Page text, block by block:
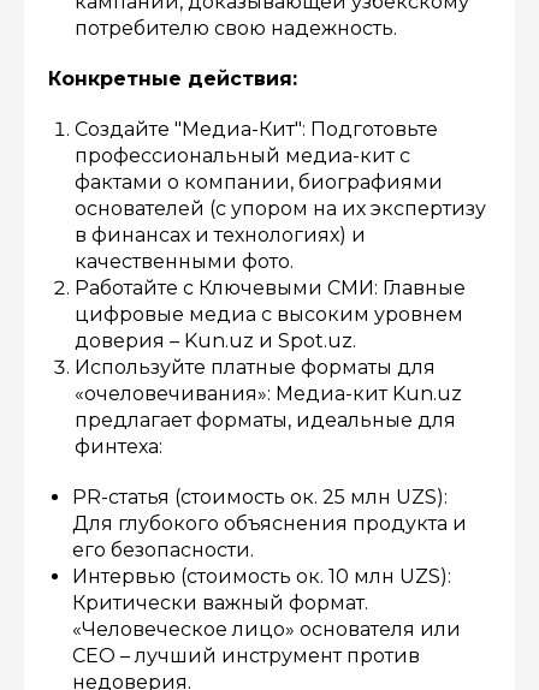
потребителю свою надежность.
Конкретные действия:
Создайте "Медиа-Кит": Подготовьте
профессиональный медиа-кит с
фактами о компании, биографиями
основателей (с упором на их экспертизу
в финансах и технологиях) и
качественными фото.
Работайте с Ключевыми СМИ: Главные
цифровые медиа с высоким уровнем
доверия – Kun.uz и Spot.uz.
Используйте платные форматы для
«очеловечивания»: Медиа-кит Kun.uz
предлагает форматы, идеальные для
финтеха:
PR-статья (стоимость ок. 25 млн UZS):
Для глубокого объяснения продукта и
его безопасности.
Интервью (стоимость ок. 10 млн UZS):
Критически важный формат.
«Человеческое лицо» основателя или
CEO – лучший инструмент против
недоверия.